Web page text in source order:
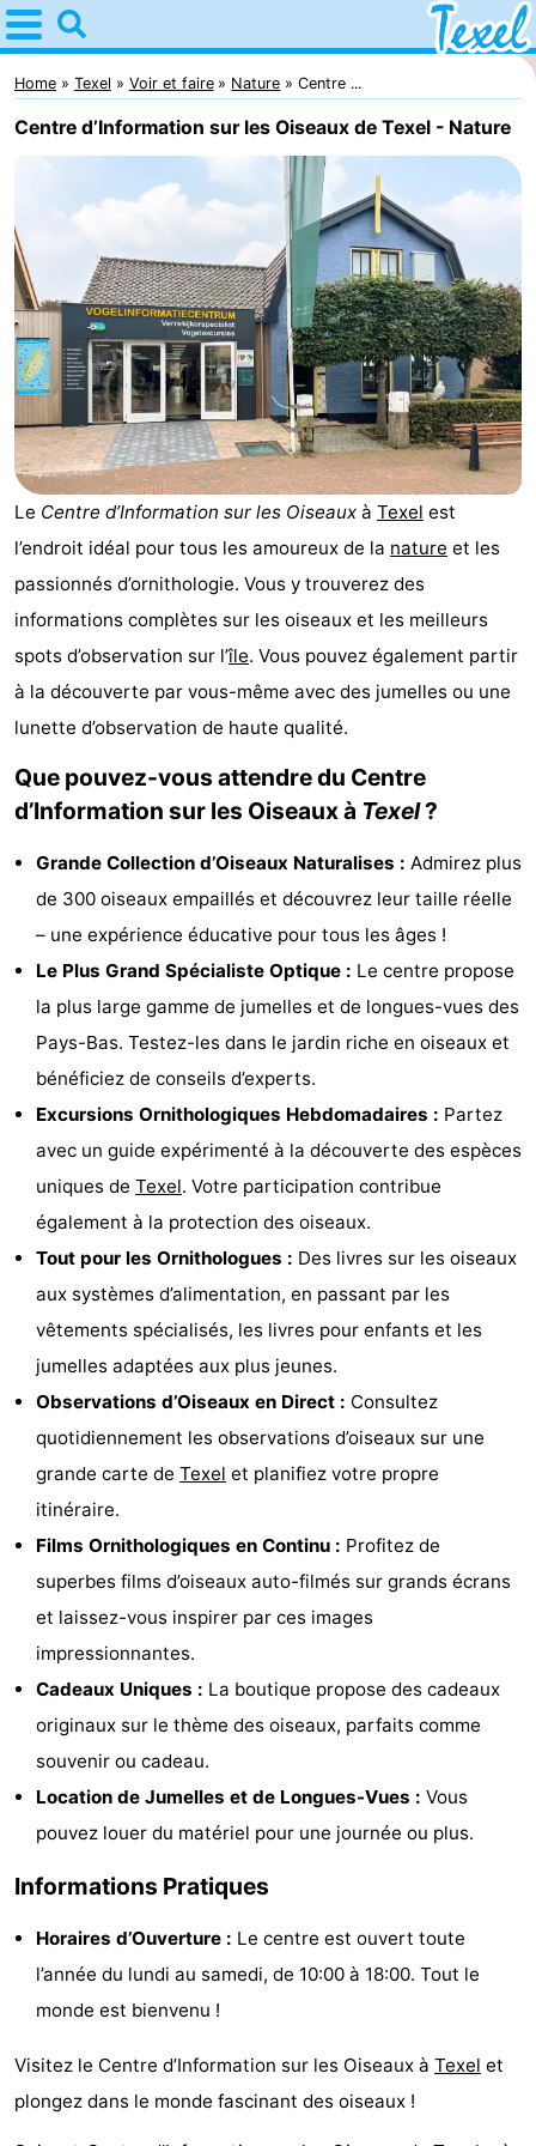
Home
Texel
Astuces
les
enfants
Villages
-
Den
Burg
-
Den
Hoorn
-
De
Cocksdorp
-
De
-
De
Waal
-
Oosterend
Nature
Plus
beaux
vue
Passer
nuit
Bosch
Zee
De
Vlijt
Hoeve
Holland
Land
en
Zeezicht
Strandhuys
Strandplevier
Campings
Chambre
d'hôtes
Chaumières
Eibernest
Hoogelandt
Beach
Park
Texel
Buytenveldt
De
Krim
EuroParcs
Texel
-
Kustpark
Texel
Sluftervallei
-
Residentie
Texel
Villapark
Vogelmient
Hôtels
Last
minutes
Plages
Home Texel Voir et faire Nature Centre ...
Centre d’Information sur les Oiseaux de Texel - Nature
Le Centre d’Information sur les Oiseaux à Texel est
l’endroit idéal pour tous les amoureux de la nature et les
passionnés d’ornithologie. Vous y trouverez des
informations complètes sur les oiseaux et les meilleurs
spots d’observation sur l’île. Vous pouvez également partir
à la découverte par vous-même avec des jumelles ou une
lunette d’observation de haute qualité.
Que pouvez-vous attendre du Centre
d’Information sur les Oiseaux à Texel?
Grande Collection d’Oiseaux Naturalises : Admirez plus
de 300 oiseaux empaillés et découvrez leur taille réelle
– une expérience éducative pour tous les âges !
Le Plus Grand Spécialiste Optique : Le centre propose
la plus large gamme de jumelles et de longues-vues des
Pays-Bas. Testez-les dans le jardin riche en oiseaux et
bénéficiez de conseils d’experts.
Excursions Ornithologiques Hebdomadaires : Partez
avec un guide expérimenté à la découverte des espèces
uniques de Texel. Votre participation contribue
également à la protection des oiseaux.
Tout pour les Ornithologues : Des livres sur les oiseaux
aux systèmes d’alimentation, en passant par les
vêtements spécialisés, les livres pour enfants et les
jumelles adaptées aux plus jeunes.
Observations d’Oiseaux en Direct : Consultez
quotidiennement les observations d’oiseaux sur une
grande carte de Texel et planifiez votre propre
itinéraire.
Films Ornithologiques en Continu : Profitez de
superbes films d’oiseaux auto-filmés sur grands écrans
et laissez-vous inspirer par ces images
impressionnantes.
Cadeaux Uniques : La boutique propose des cadeaux
originaux sur le thème des oiseaux, parfaits comme
souvenir ou cadeau.
Location de Jumelles et de Longues-Vues : Vous
pouvez louer du matériel pour une journée ou plus.
Informations Pratiques
Horaires d’Ouverture : Le centre est ouvert toute
l’année du lundi au samedi, de 10:00 à 18:00. Tout le
monde est bienvenu !
Visitez le Centre d’Information sur les Oiseaux à Texel et
plongez dans le monde fascinant des oiseaux !